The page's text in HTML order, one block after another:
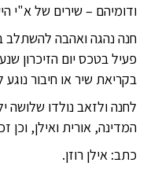
ודומיהם – שירים של א"י
חנה נהגה ואהבה להשתלב
פעיל בטכס יום הזיכרון
בקריאת שיר או חיבור
לחנה ולזאב נולדו
המדינה, אורית ואילן, וכן
כתב: אילן רוזן.